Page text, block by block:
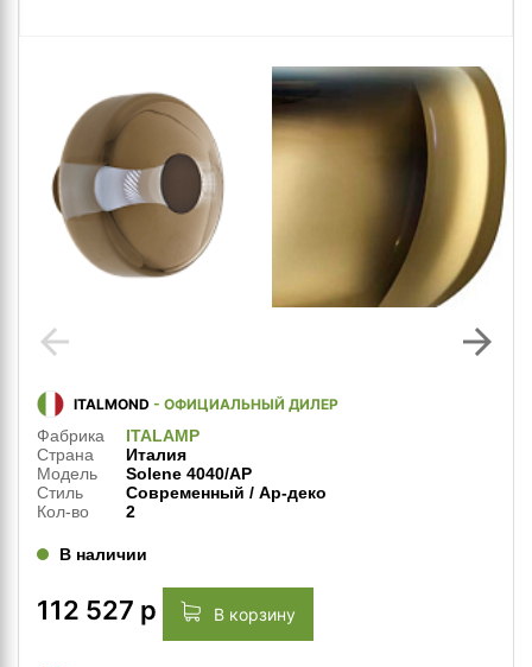
arrow_back arrow_forward
ITALMOND - ОФИЦИАЛЬНЫЙ ДИЛЕР
Фабрика
ITALAMP
Страна
Италия
Модель
Solene 4040/AP
Стиль
Современный / Ар-деко
Кол-во
2
В наличии
112 527 р В корзину